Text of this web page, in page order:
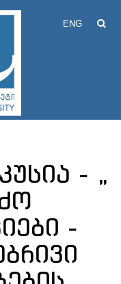
ENG
- „
-